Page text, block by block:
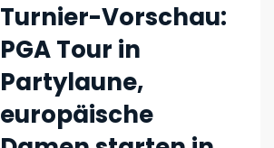
Turnier-Vorschau:
PGA Tour in
Partylaune,
europäische